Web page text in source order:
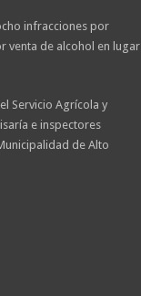
infracciones por
venta de alcohol en lugar
Servicio Agrícola y
e inspectores
de Alto